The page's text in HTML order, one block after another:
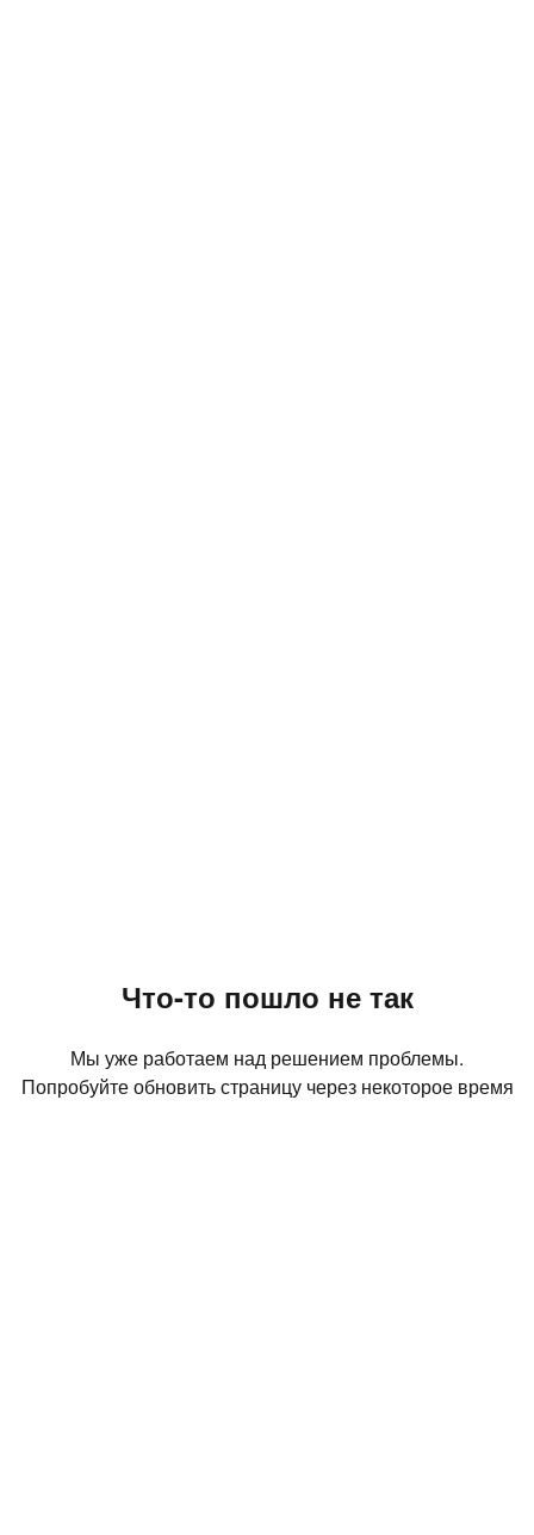
Что-то пошло не так
Мы уже работаем над решением проблемы.
Попробуйте обновить страницу через некоторое время